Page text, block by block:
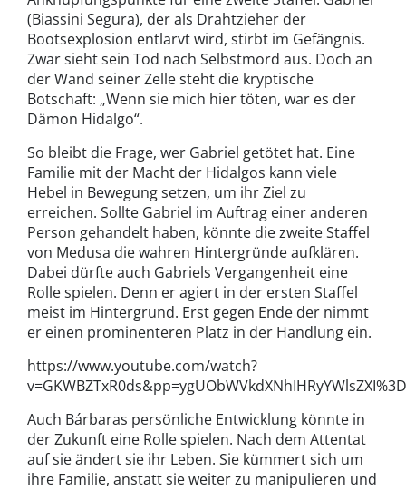
(Biassini Segura), der als Drahtzieher der
Bootsexplosion entlarvt wird, stirbt im Gefängnis.
Zwar sieht sein Tod nach Selbstmord aus. Doch an
der Wand seiner Zelle steht die kryptische
Botschaft: „Wenn sie mich hier töten, war es der
Dämon Hidalgo“.
So bleibt die Frage, wer Gabriel getötet hat. Eine
Familie mit der Macht der Hidalgos kann viele
Hebel in Bewegung setzen, um ihr Ziel zu
erreichen. Sollte Gabriel im Auftrag einer anderen
Person gehandelt haben, könnte die zweite Staffel
von Medusa die wahren Hintergründe aufklären.
Dabei dürfte auch Gabriels Vergangenheit eine
Rolle spielen. Denn er agiert in der ersten Staffel
meist im Hintergrund. Erst gegen Ende der nimmt
er einen prominenteren Platz in der Handlung ein.
https://www.youtube.com/watch?
v=GKWBZTxR0ds&pp=ygUObWVkdXNhIHRyYWlsZXI%3D
Auch Bárbaras persönliche Entwicklung könnte in
der Zukunft eine Rolle spielen. Nach dem Attentat
auf sie ändert sie ihr Leben. Sie kümmert sich um
ihre Familie, anstatt sie weiter zu manipulieren und